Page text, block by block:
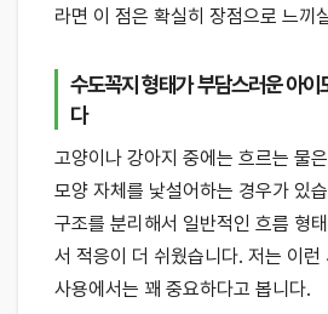
라면 이 점은 확실히 장점으로 느끼
수도꼭지 형태가 부담스러운 아이
다
고양이나 강아지 중에는 흐르는 물
모양 자체를 낯설어하는 경우가 있
구조를 분리해서 일반적인 흐름 형
서 적응이 더 쉬웠습니다. 저는 이런
사용에서는 꽤 중요하다고 봅니다.